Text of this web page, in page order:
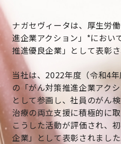
ナガセヴィータは、厚生労
進企業アクション」*におい
推進優良企業」として表彰さ
当社は、2022年度（令和4
の「がん対策推進企業アク
として参画し、社員のがん
治療の両立支援に積極的に
こうした活動が評価され、
企業」として表彰されました